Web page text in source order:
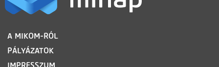
LÁBLÉC
A MIKOM-RÓL
PÁLYÁZATOK